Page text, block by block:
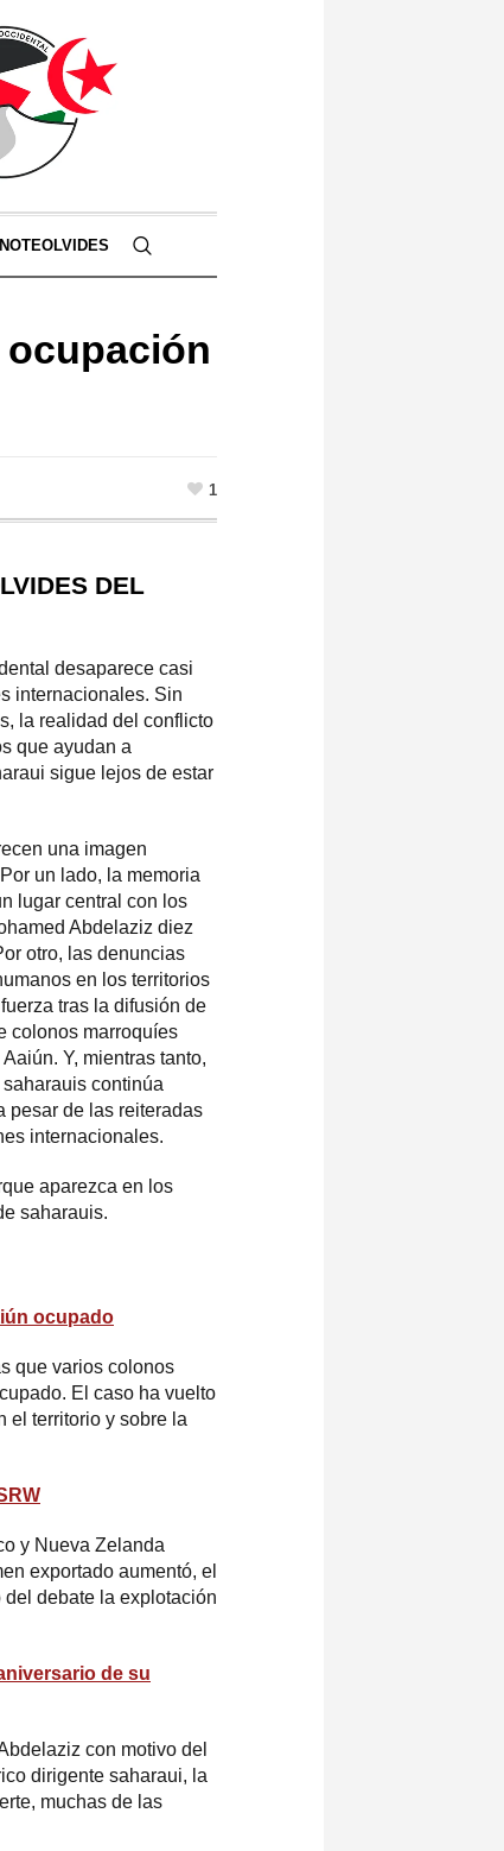
1
DEL
desaparece casi
internacionales. Sin
la realidad del conflicto
que ayudan a
sigue lejos de estar
una imagen
un lado, la memoria
lugar central con los
Abdelaziz diez
otro, las denuncias
en los territorios
tras la difusión de
colonos marroquíes
Y, mientras tanto,
continúa
pesar de las reiteradas
internacionales.
aparezca en los
saharauis.
ocupado
que varios colonos
El caso ha vuelto
el territorio y sobre la
y Nueva Zelanda
exportado aumentó, el
debate la explotación
de su
con motivo del
dirigente saharaui, la
muchas de las